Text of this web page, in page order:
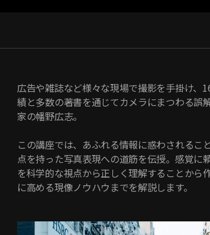
広告や雑誌など様々な現場で撮影を手掛け、
績と多数の著書を通じてカメラにまつわる誤
家の幡野広志。
この講座では、あふれる情報に惑わされるこ
点を持った写真表現への道筋を伝授。感覚に
を科学的な視点から正しく理解することから
に高める現像ノウハウまでを解説します。